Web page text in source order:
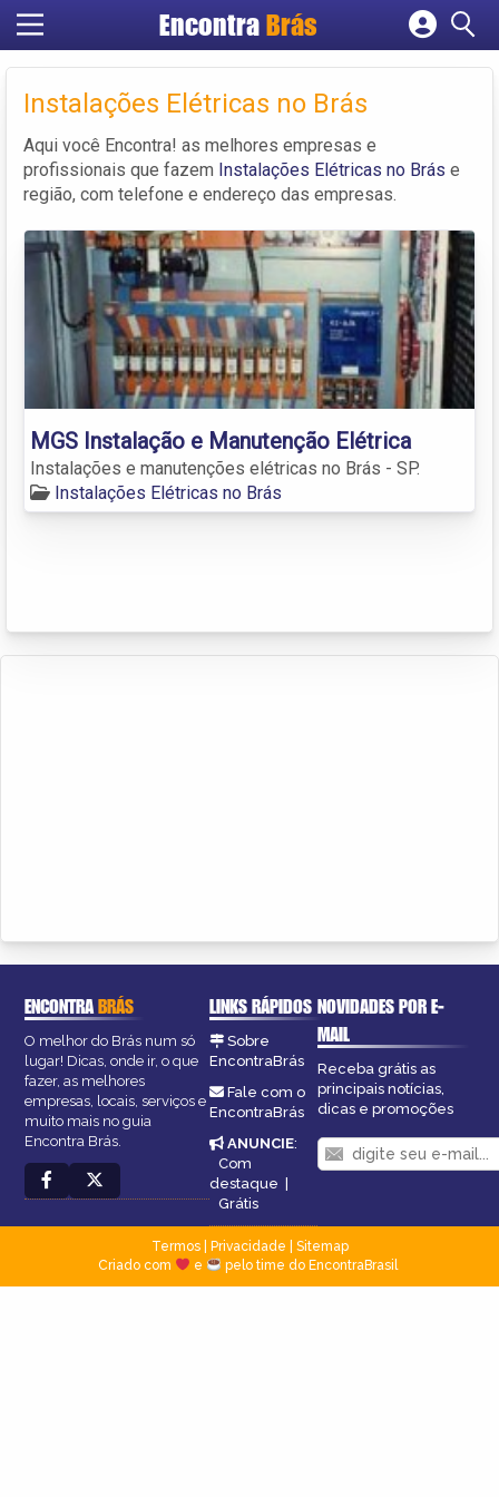
Encontra Brás
Cadastrar empresa
Criar conta
Instalações Elétricas no Brás
Aqui você Encontra! as melhores empresas e
profissionais que fazem Instalações Elétricas no Brás e
região, com telefone e endereço das empresas.
MGS Instalação e Manutenção Elétrica
Instalações e manutenções elétricas no Brás - SP.
Instalações Elétricas no Brás
ENCONTRABRÁS
O melhor do Brás num só
lugar! Dicas, onde ir, o que
fazer, as melhores
empresas, locais, serviços e
muito mais no guia
Encontra Brás.
LINKS RÁPIDOS
Sobre
EncontraBrás
Fale com o
EncontraBrás
ANUNCIE:
Com
destaque |
Grátis
NOVIDADES POR E-
MAIL
Receba grátis as
principais notícias,
dicas e promoções
Termos| Privacidade
Sitemap
Criado com
e pelo time do EncontraBrasil